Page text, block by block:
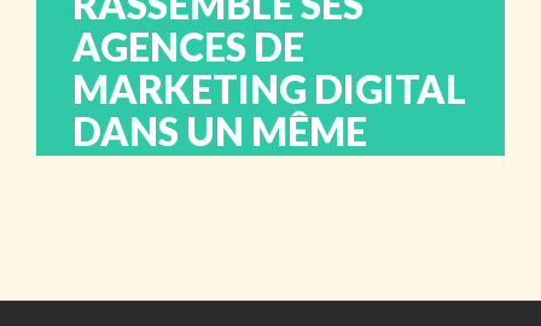
AGENCES DE
MARKETING DIGITAL
DANS UN MÊME